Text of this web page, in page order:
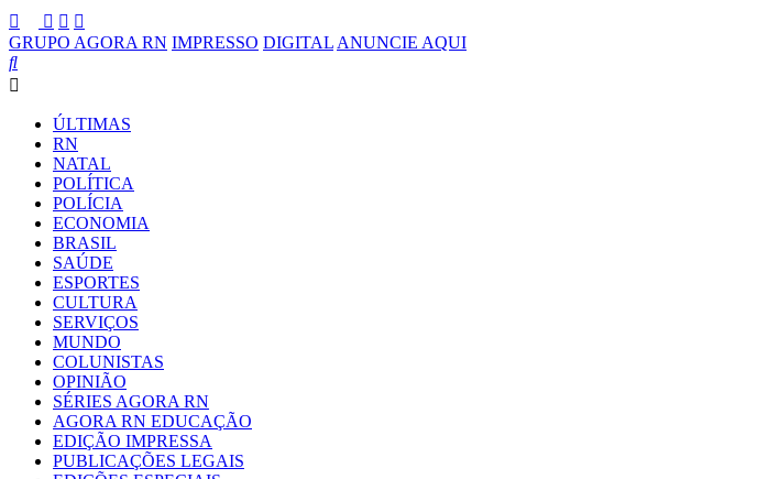
GRUPO AGORA RN IMPRESSO DIGITAL ANUNCIE AQUI
ÚLTIMAS
RN
NATAL
POLÍTICA
POLÍCIA
ECONOMIA
BRASIL
SAÚDE
ESPORTES
CULTURA
SERVIÇOS
MUNDO
COLUNISTAS
OPINIÃO
SÉRIES AGORA RN
AGORA RN EDUCAÇÃO
EDIÇÃO IMPRESSA
PUBLICAÇÕES LEGAIS